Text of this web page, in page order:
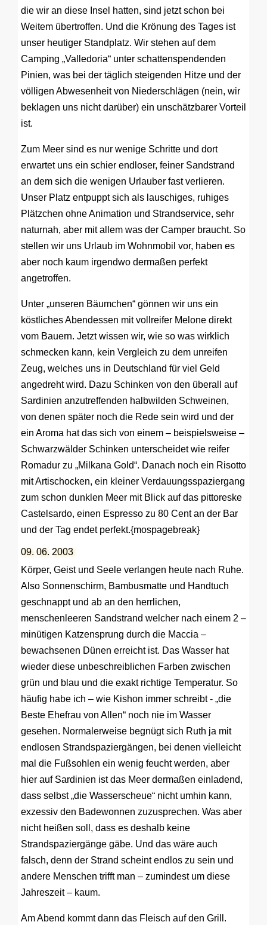
die wir an diese Insel hatten, sind jetzt schon bei
Weitem übertroffen. Und die Krönung des Tages ist
unser heutiger Standplatz. Wir stehen auf dem
Camping „Valledoria“ unter schattenspendenden
Pinien, was bei der täglich steigenden Hitze und der
völligen Abwesenheit von Niederschlägen (nein, wir
beklagen uns nicht darüber) ein unschätzbarer Vorteil
ist.
Zum Meer sind es nur wenige Schritte und dort
erwartet uns ein schier endloser, feiner Sandstrand
an dem sich die wenigen Urlauber fast verlieren.
Unser Platz entpuppt sich als lauschiges, ruhiges
Plätzchen ohne Animation und Strandservice, sehr
naturnah, aber mit allem was der Camper braucht. So
stellen wir uns Urlaub im Wohnmobil vor, haben es
aber noch kaum irgendwo dermaßen perfekt
angetroffen.
Unter „unseren Bäumchen“ gönnen wir uns ein
köstliches Abendessen mit vollreifer Melone direkt
vom Bauern. Jetzt wissen wir, wie so was wirklich
schmecken kann, kein Vergleich zu dem unreifen
Zeug, welches uns in Deutschland für viel Geld
angedreht wird. Dazu Schinken von den überall auf
Sardinien anzutreffenden halbwilden Schweinen,
von denen später noch die Rede sein wird und der
ein Aroma hat das sich von einem – beispielsweise –
Schwarzwälder Schinken unterscheidet wie reifer
Romadur zu „Milkana Gold“. Danach noch ein Risotto
mit Artischocken, ein kleiner Verdauungsspaziergang
zum schon dunklen Meer mit Blick auf das pittoreske
Castelsardo, einen Espresso zu 80 Cent an der Bar
und der Tag endet perfekt.{mospagebreak}
09. 06. 2003
Körper, Geist und Seele verlangen heute nach Ruhe.
Also Sonnenschirm, Bambusmatte und Handtuch
geschnappt und ab an den herrlichen,
menschenleeren Sandstrand welcher nach einem 2 –
minütigen Katzensprung durch die Maccia –
bewachsenen Dünen erreicht ist. Das Wasser hat
wieder diese unbeschreiblichen Farben zwischen
grün und blau und die exakt richtige Temperatur. So
häufig habe ich – wie Kishon immer schreibt - „die
Beste Ehefrau von Allen“ noch nie im Wasser
gesehen. Normalerweise begnügt sich Ruth ja mit
endlosen Strandspaziergängen, bei denen vielleicht
mal die Fußsohlen ein wenig feucht werden, aber
hier auf Sardinien ist das Meer dermaßen einladend,
dass selbst „die Wasserscheue“ nicht umhin kann,
exzessiv den Badewonnen zuzusprechen. Was aber
nicht heißen soll, dass es deshalb keine
Strandspaziergänge gäbe. Und das wäre auch
falsch, denn der Strand scheint endlos zu sein und
andere Menschen trifft man – zumindest um diese
Jahreszeit – kaum.
Am Abend kommt dann das Fleisch auf den Grill.